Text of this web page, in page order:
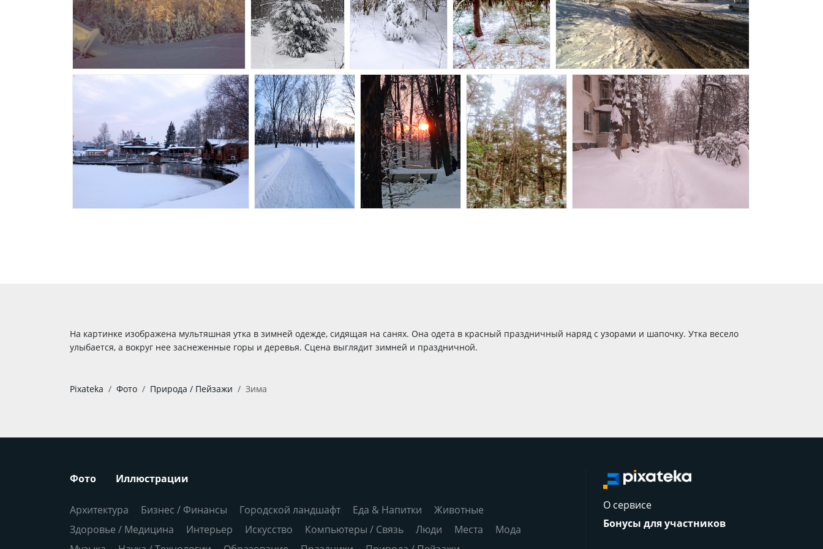
На картинке изображена мультяшная утка в зимней одежде, сидящая на санях. Она одета в красный праздничный наряд с узорами и шапочку. Утка весело
улыбается, а вокруг нее заснеженные горы и деревья. Сцена выглядит зимней и праздничной.
Pixateka Фото Природа / Пейзажи Зима
Фото Иллюстрации
Архитектура Бизнес / Финансы Городской ландшафт Еда & Напитки
Животные
Здоровье / Медицина
Интерьер Искусство Компьютеры / Связь Люди Места
Мода
О сервисе
Бонусы для участников